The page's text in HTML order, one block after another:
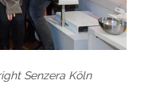
Senzera Köln